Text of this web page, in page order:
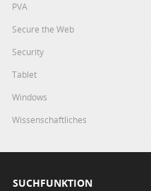
PVA
Secure the Web
Security
Tablet
Windows
Wissenschaftliches
SUCHFUNKTION